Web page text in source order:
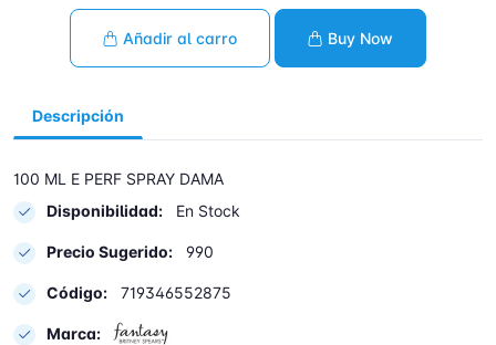
Añadir al carro Buy Now
Descripción
100 ML E PERF SPRAY DAMA
Disponibilidad:
En Stock
Precio Sugerido: 990
Código: 719346552875
Marca: